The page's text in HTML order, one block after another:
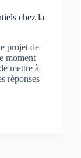
chez la
projet de
moment
mettre à
réponses